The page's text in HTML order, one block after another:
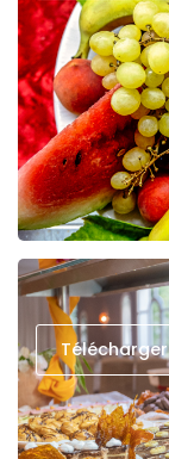
Télécharger